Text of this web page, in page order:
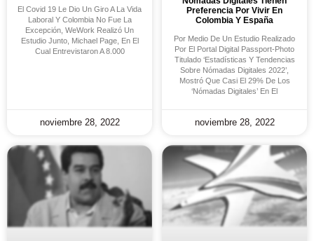
El Covid 19 Le Dio Un Giro A La Vida
Laboral Y Colombia No Fue La
Excepción, WeWork Realizó Un
Estudio Junto, Michael Page, En El
Cual Entrevistaron A 8.000
noviembre 28, 2022
Preferencia Por Vivir En
Colombia Y España
Por Medio De Un Estudio Realizado
Por El Portal Digital Passport-Photo
Titulado ‘Estadísticas Y Tendencias
Sobre Nómadas Digitales 2022’,
Mostró Que Casi El 29% De Los
‘nómadas Digitales’ En El
noviembre 28, 2022